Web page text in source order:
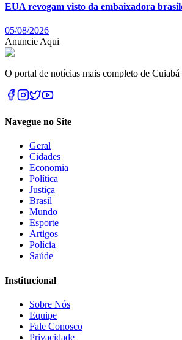
EUA revogam visto da embaixadora
05/08/2026
Anuncie Aqui
O portal de notícias mais completo de
Navegue no Site
Geral
Cidades
Economia
Política
Justiça
Brasil
Mundo
Esporte
Artigos
Polícia
Saúde
Institucional
Sobre Nós
Equipe
Fale Conosco
Privacidade